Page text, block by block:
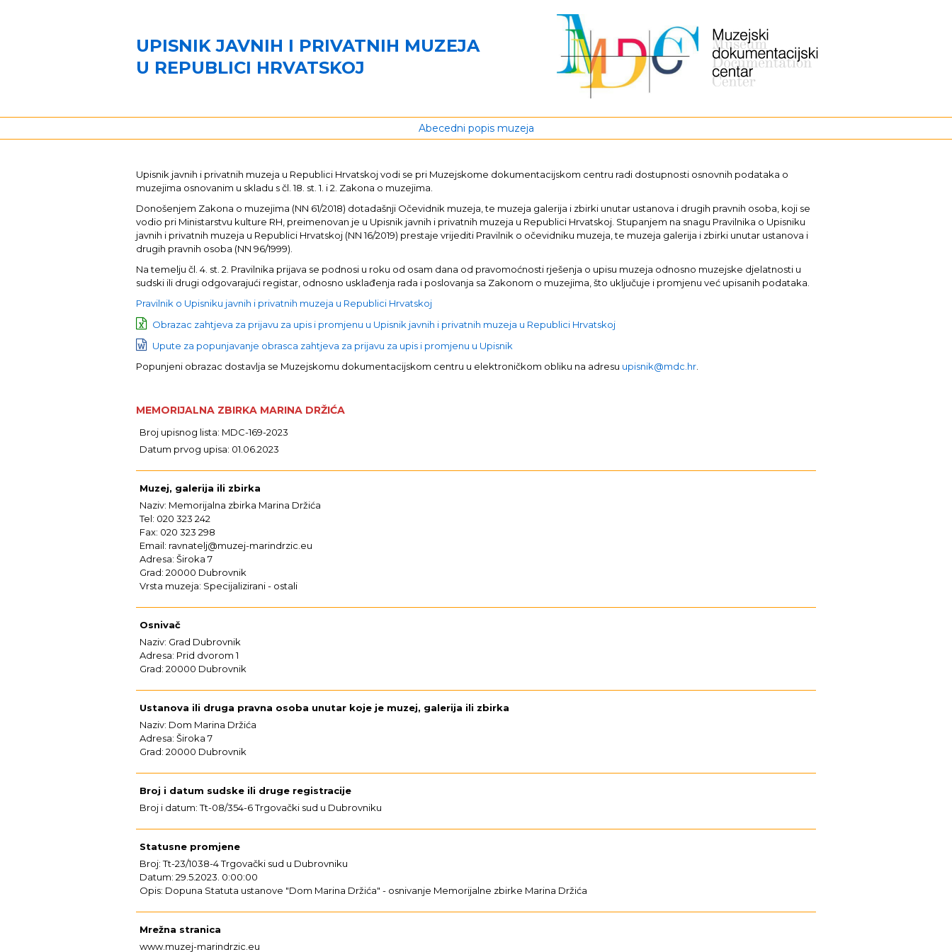
UPISNIK JAVNIH I PRIVATNIH MUZEJA
U REPUBLICI HRVATSKOJ
Abecedni popis muzeja
Upisnik javnih i privatnih muzeja u Republici Hrvatskoj vodi se pri Muzejskome dokumentacijskom centru radi dostupnosti osnovnih podataka o
muzejima osnovanim u skladu s čl. 18. st. 1. i 2. Zakona o muzejima.
Donošenjem Zakona o muzejima (NN 61/2018) dotadašnji Očevidnik muzeja, te muzeja galerija i zbirki unutar ustanova i drugih pravnih osoba, koji se
vodio pri Ministarstvu kulture RH, preimenovan je u Upisnik javnih i privatnih muzeja u Republici Hrvatskoj. Stupanjem na snagu Pravilnika o Upisniku
javnih i privatnih muzeja u Republici Hrvatskoj (NN 16/2019) prestaje vrijediti Pravilnik o očevidniku muzeja, te muzeja galerija i zbirki unutar ustanova i
drugih pravnih osoba (NN 96/1999).
Na temelju čl. 4. st. 2. Pravilnika prijava se podnosi u roku od osam dana od pravomoćnosti rješenja o upisu muzeja odnosno muzejske djelatnosti u
sudski ili drugi odgovarajući registar, odnosno usklađenja rada i poslovanja sa Zakonom o muzejima, što uključuje i promjenu već upisanih podataka.
Pravilnik o Upisniku javnih i privatnih muzeja u Republici Hrvatskoj
Obrazac zahtjeva za prijavu za upis i promjenu u Upisnik javnih i privatnih muzeja u Republici Hrvatskoj
Upute za popunjavanje obrasca zahtjeva za prijavu za upis i promjenu u Upisnik
Popunjeni obrazac dostavlja se Muzejskomu dokumentacijskom centru u elektroničkom obliku na adresu upisnik@mdc.hr
MEMORIJALNA ZBIRKA MARINA DRŽIĆA
Broj upisnog lista: MDC-169-2023
Datum prvog upisa: 01.06.2023
Muzej, galerija ili zbirka
Naziv: Memorijalna zbirka Marina Držića
Tel: 020 323 242
Fax: 020 323 298
Email: ravnatelj@muzej-marindrzic.eu
Adresa: Široka 7
Grad: 20000 Dubrovnik
Vrsta muzeja: Specijalizirani - ostali
Osnivač
Naziv: Grad Dubrovnik
Adresa: Prid dvorom 1
Grad: 20000 Dubrovnik
Ustanova ili druga pravna osoba unutar koje je muzej, galerija ili zbirka
Naziv: Dom Marina Držića
Adresa: Široka 7
Grad: 20000 Dubrovnik
Broj i datum sudske ili druge registracije
Broj i datum: Tt-08/354-6 Trgovački sud u Dubrovniku
Statusne promjene
Broj: Tt-23/1038-4 Trgovački sud u Dubrovniku
Datum: 29.5.2023. 0:00:00
Opis: Dopuna Statuta ustanove "Dom Marina Držića" - osnivanje Memorijalne zbirke Marina Držića
Mrežna stranica
www.muzej-marindrzic.eu